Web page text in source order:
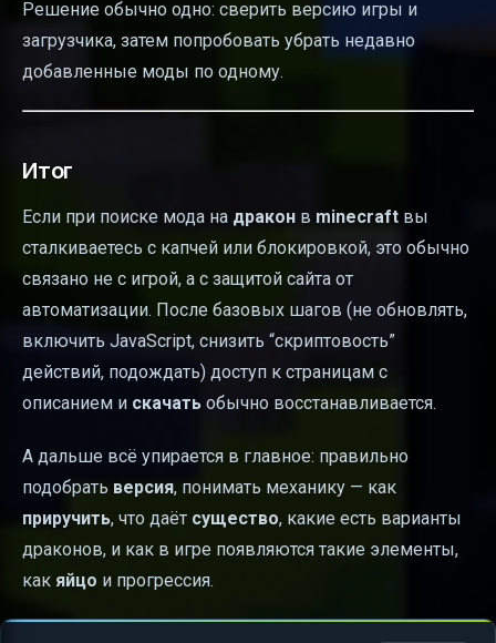
Решение обычно одно: сверить версию игры и
загрузчика, затем попробовать убрать недавно
добавленные моды по одному.
Итог
Если при поиске мода на дракон в minecraft вы
сталкиваетесь с капчей или блокировкой, это обычно
связано не с игрой, а с защитой сайта от
автоматизации. После базовых шагов (не обновлять,
включить JavaScript, снизить “скриптовость”
действий, подождать) доступ к страницам с
описанием и скачать обычно восстанавливается.
А дальше всё упирается в главное: правильно
подобрать версия, понимать механику — как
приручить, что даёт существо, какие есть варианты
драконов, и как в игре появляются такие элементы,
как яйцо и прогрессия.